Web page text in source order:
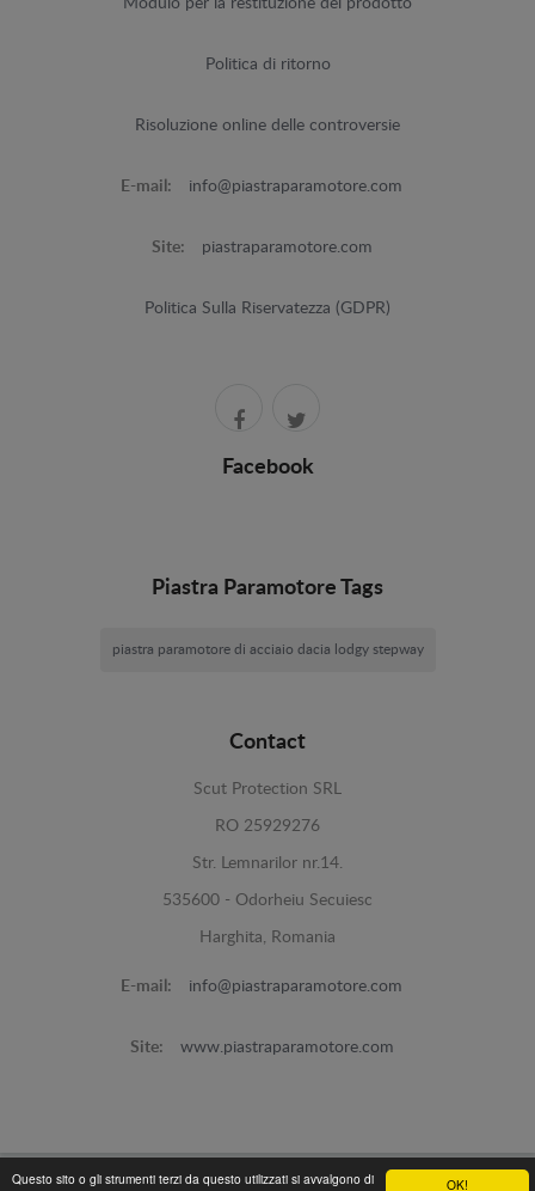
OK!
Questo sito o gli strumenti terzi da questo utilizzati si avvalgono di
Politica di ritorno
Risoluzione online delle controversie
E-mail: info@piastraparamotore.com
Site: piastraparamotore.com
Politica Sulla Riservatezza (GDPR)
Facebook
Piastra Paramotore Tags
piastra paramotore di acciaio dacia lodgy stepway
Contact
Scut Protection SRL
RO 25929276
Str. Lemnarilor nr.14.
535600 - Odorheiu Secuiesc
Harghita, Romania
E-mail: info@piastraparamotore.com
Site: www.piastraparamotore.com